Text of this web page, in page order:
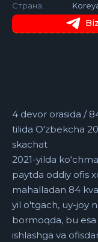
Страна:
4 devor orasida /
tilida O'zbekcha
skachat
2021-yilda
paytda oddiy ofis
mahalladan 84
yil o'tgach, uy-joy
bormoqda, bu
ishlashga va